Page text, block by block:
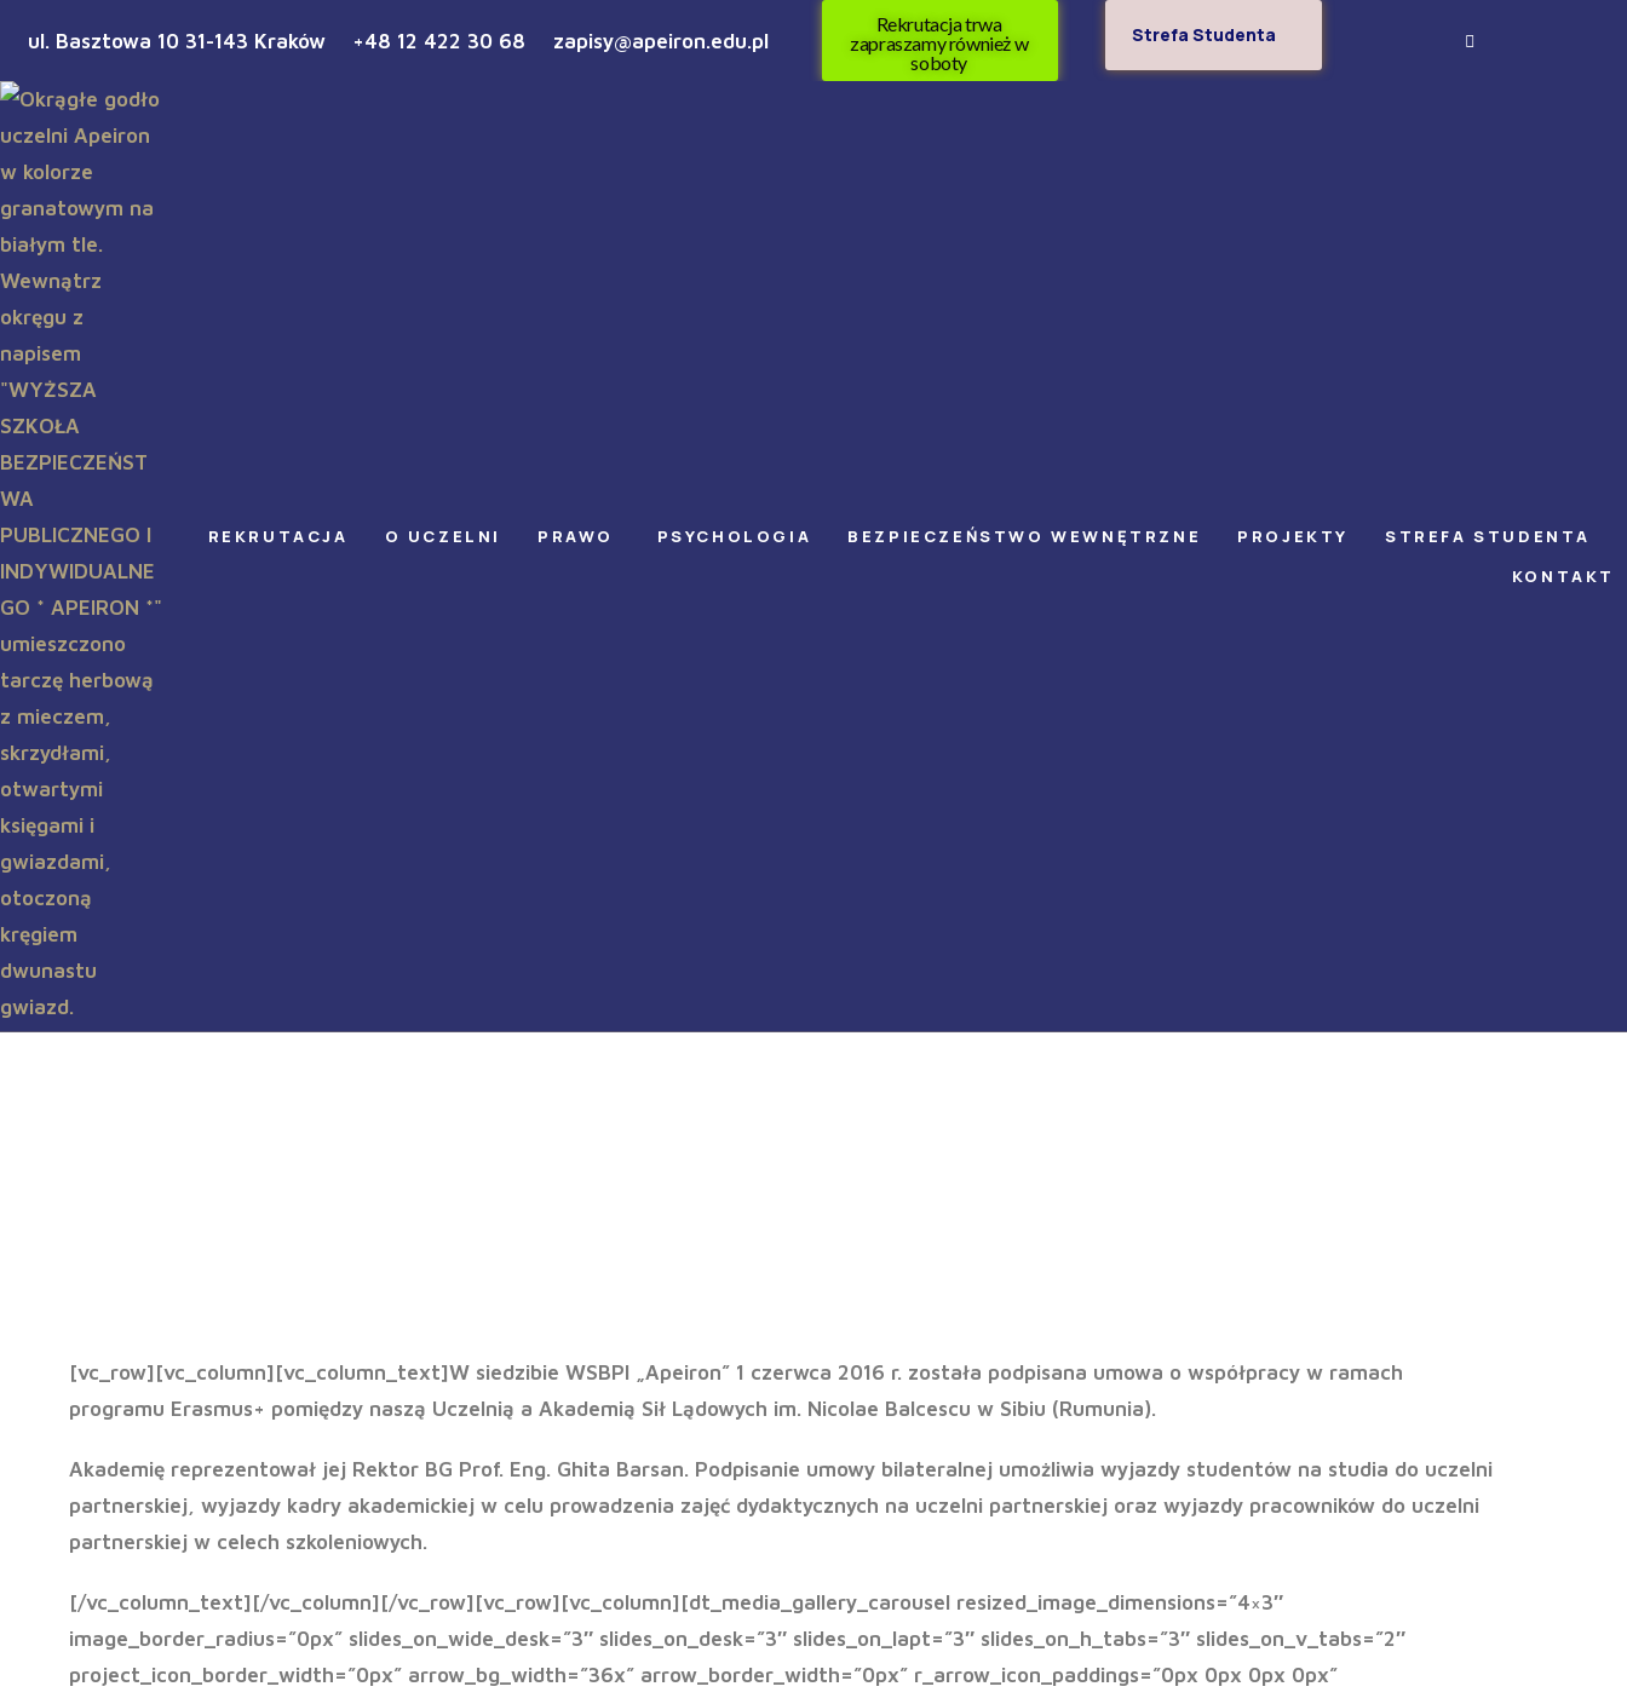
ul. Basztowa 10 31-143 Kraków +48 12 422 30 68 zapisy@apeiron.edu.pl
Rekrutacja trwa
zapraszamy również w
soboty
Strefa Studenta
REKRUTACJA O UCZELNI PRAWO PSYCHOLOGIA BEZPIECZEŃSTWO WEWNĘTRZNE PROJEKTY
STREFA STUDENTA
KONTAKT
[vc_row][vc_column][vc_column_text]W siedzibie WSBPI „Apeiron” 1 czerwca 2016 r. została podpisana umowa o współpracy w ramach
programu Erasmus+ pomiędzy naszą Uczelnią a Akademią Sił Lądowych im. Nicolae Balcescu w Sibiu (Rumunia).
Akademię reprezentował jej Rektor BG Prof. Eng. Ghita Barsan. Podpisanie umowy bilateralnej umożliwia wyjazdy studentów na studia do uczelni
partnerskiej, wyjazdy kadry akademickiej w celu prowadzenia zajęć dydaktycznych na uczelni partnerskiej oraz wyjazdy pracowników do uczelni
partnerskiej w celech szkoleniowych.
[/vc_column_text][/vc_column][/vc_row][vc_row][vc_column][dt_media_gallery_carousel resized_image_dimensions=”4×3″
image_border_radius=”0px” slides_on_wide_desk=”3″ slides_on_desk=”3″ slides_on_lapt=”3″ slides_on_h_tabs=”3″ slides_on_v_tabs=”2″
project_icon_border_width=”0px” arrow_bg_width=”36x” arrow_border_width=”0px” r_arrow_icon_paddings=”0px 0px 0px 0px”